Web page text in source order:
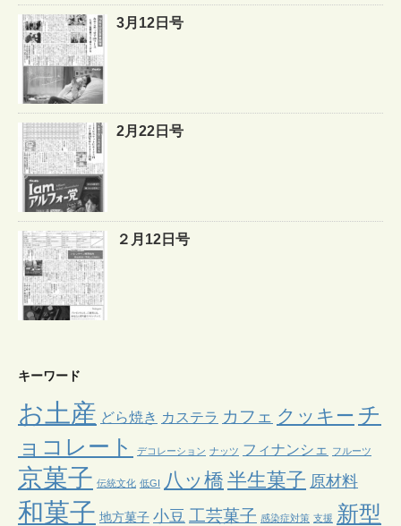
3月12日号
2月22日号
２月12日号
キーワード
お土産 どら焼き カステラ カフェ クッキー チ
ョコレート
デコレーション ナッツ フィナンシェ フルーツ
京菓子 伝統文化 低GI 八ッ橋 半生菓子 原材料
和菓子 地方菓子 小豆 工芸菓子 感染症対策 支援 新型